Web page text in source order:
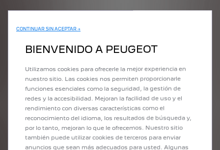
En Octubre del 1957, se prohibieron las protuberancias externas
las demás marcas de automóviles, a colocar su emblema en la
incrustó el león heráldico en un escudo de armas, similar al
Peugeot. El León "de pie" (que había comenzado a aparecer en
1948) reemplaza ahora al León que camina sobre la flecha.
Es importante tener en cuenta que el logotipo de un folleto
puede ser diferente del emblema de un automóvil. Del mismo
modo, para el mismo año, el logotipo del León podría ser
CONTINUAR SIN ACEPTAR →
BIENVENIDO A PEUGEOT
Utilizamos cookies para ofrecerle la mejor experiencia en
nuestro sitio. Las cookies nos permiten proporcionarle
funciones esenciales como la seguridad, la gestión de
redes y la accesibilidad. Mejoran la facilidad de uso y el
rendimiento con diversas características como el
reconocimiento del idioma, los resultados de búsqueda y,
por lo tanto, mejoran lo que le ofrecemos. Nuestro sitio
también puede utilizar cookies de terceros para enviar
anuncios que sean más adecuados para usted. Algunas